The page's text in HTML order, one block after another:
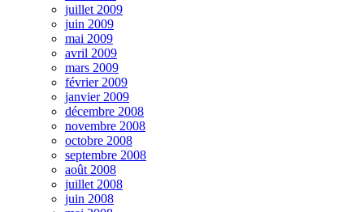
juillet 2009
juin 2009
mai 2009
avril 2009
mars 2009
février 2009
janvier 2009
décembre 2008
novembre 2008
octobre 2008
septembre 2008
août 2008
juillet 2008
juin 2008